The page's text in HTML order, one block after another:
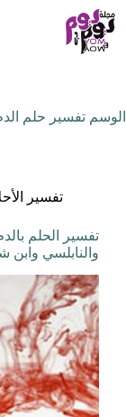
التجاوز
إلى
المحتوى
الوسم تفسير حلم
تفسير
تفسير الحلم
والنابلسي وابن